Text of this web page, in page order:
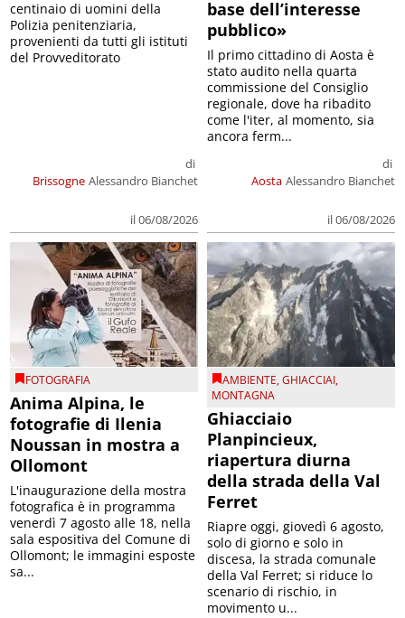
Brissogne
di
Alessandro Bianchet
il 06/08/2026
centinaio di uomini della
Polizia penitenziaria,
provenienti da tutti gli istituti
del Provveditorato
base dell’interesse
pubblico»
Aosta
di
Alessandro Bianchet
il 06/08/2026
Il primo cittadino di Aosta è
stato audito nella quarta
commissione del Consiglio
regionale, dove ha ribadito
come l'iter, al momento, sia
ancora ferm...
FOTOGRAFIA
Anima Alpina, le
fotografie di Ilenia
Noussan in mostra a
Ollomont
L'inaugurazione della mostra
fotografica è in programma
venerdì 7 agosto alle 18, nella
sala espositiva del Comune di
Ollomont; le immagini esposte
sa...
AMBIENTE,GHIACCIAI,
MONTAGNA
Ghiacciaio
Planpincieux,
riapertura diurna
della strada della Val
Ferret
Riapre oggi, giovedì 6 agosto,
solo di giorno e solo in
discesa, la strada comunale
della Val Ferret; si riduce lo
scenario di rischio, in
movimento u...